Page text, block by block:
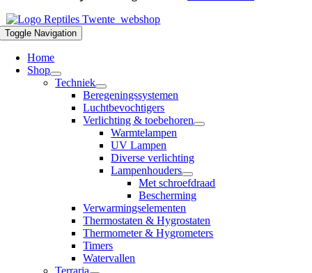
Toggle Navigation
Home
Shop
Techniek
Beregeningssystemen
Luchtbevochtigers
Verlichting & toebehoren
Warmtelampen
UV Lampen
Diverse verlichting
Lampenhouders
Met schroefdraad
Bescherming
Verwarmingselementen
Thermostaten & Hygrostaten
Thermometer & Hygrometers
Timers
Watervallen